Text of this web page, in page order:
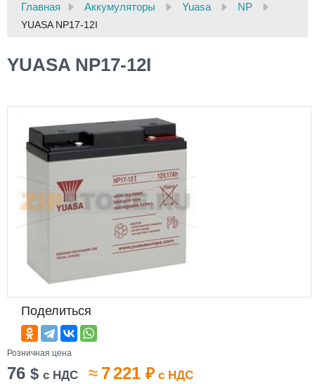
Главная Аккумуляторы Yuasa NP
YUASA NP17-12I
YUASA NP17-12I
Поделиться
Розничная цена
76 $ с НДС ≈ 7 221 ₽ с НДС